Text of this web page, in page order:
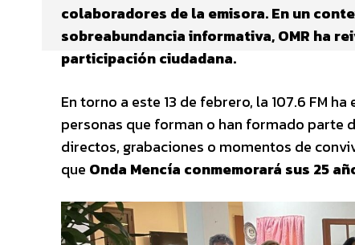
colaboradores de la emisora. En un
sobreabundancia informativa, OMR ha
participación ciudadana.
En torno a este 13 de febrero, la 107.6 FM
personas que forman o han formado parte
directos, grabaciones o momentos de
que Onda Mencía conmemorará sus 25